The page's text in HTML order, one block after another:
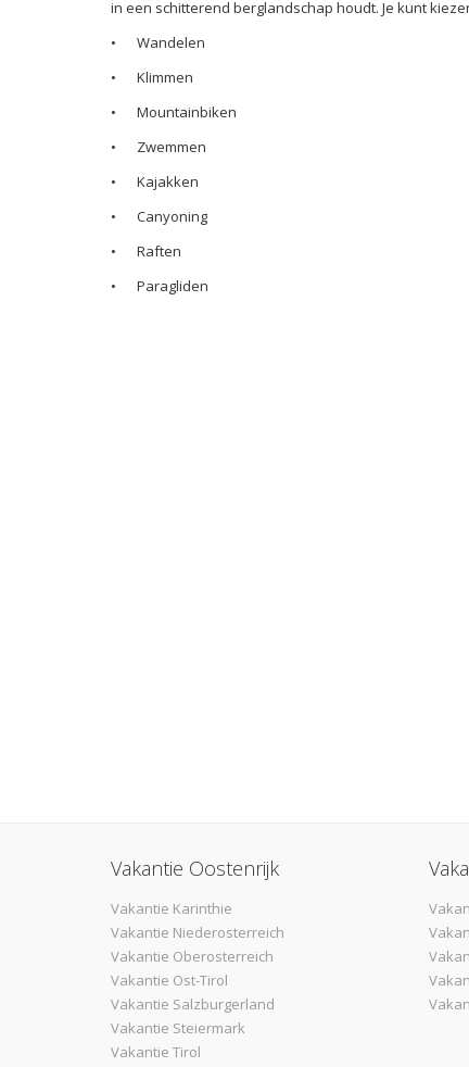
in een schitterend berglandschap houdt. Je kunt
•
Wandelen
•
Klimmen
•
Mountainbiken
•
Zwemmen
•
Kajakken
•
Canyoning
•
Raften
•
Paragliden
Vakantie Oostenrijk
Vakantie Karinthie
Vakantie Niederosterreich
Vakantie Oberosterreich
Vakantie Ost-Tirol
Vakantie Salzburgerland
Vakantie Steiermark
Vakantie Tirol